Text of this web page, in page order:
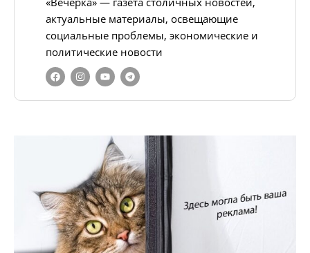
актуальные материалы, освещающие
социальные проблемы, экономические и
политические новости